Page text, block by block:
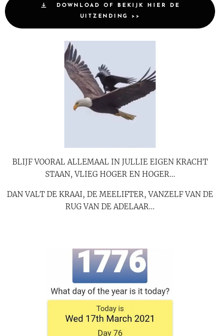
DOWNLOAD OF BEKIJK HIER DE
UITZENDING >>
BLIJF VOORAL ALLEMAAL IN JULLIE EIGEN KRACHT
STAAN, VLIEG HOGER EN HOGER...
DAN VALT DE KRAAI, DE MEELIFTER, VANZELF VAN DE
RUG VAN DE ADELAAR...